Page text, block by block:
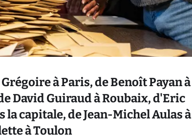
à Paris, de Benoît Payan à
David Guiraud à Roubaix, d'Eric
capitale, de Jean-Michel Aulas à
à Toulon